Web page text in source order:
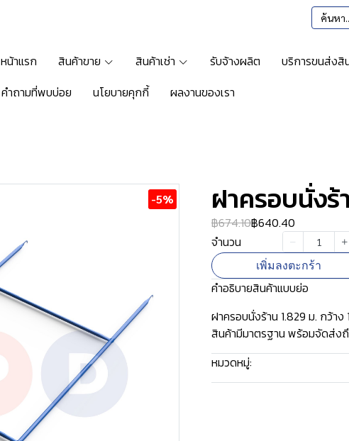
หน้าแรก สินค้าขาย สินค้าเช่า รับจ้างผลิต บริการขนส่งสิ
คำถามที่พบบ่อย
นโยบายคุกกี้ ผลงานของเรา
-5% ฝาครอบนั่งร้
฿674.10฿640.40
จำนวน
เพิ่มลงตะกร้า
คำอธิบายสินค้าแบบย่อ
ฝาครอบนั่งร้าน 1.829 ม. กว้าง
สินค้ามีมาตรฐาน พร้อมจัดส่งถึ
หมวดหมู่: